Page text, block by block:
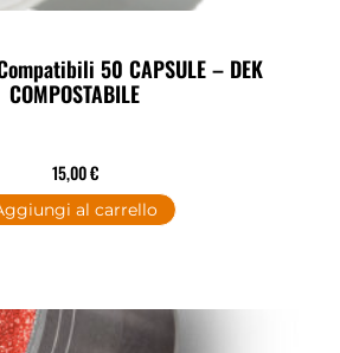
50 CAPSULE – DEK
COMPOSTABILE
15,00€
al carrello